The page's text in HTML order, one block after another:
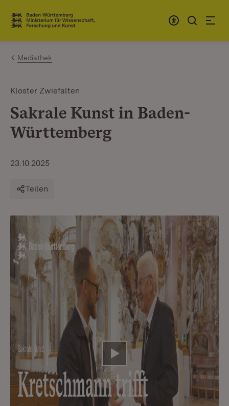
Zum Inhalt springen
Link zur Startseite
Mediathek
Kloster Zwiefalten
Sakrale Kunst in Baden-
Württemberg
23.10.2025
Teilen
Video abspielen